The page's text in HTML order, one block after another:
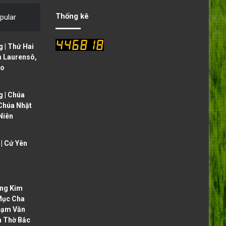
| Thứ Hai
Laurensô,
| Chúa
Nhật
Cứ Yên
Kim
Cha
Văn
Thờ Bắc
Thống kê